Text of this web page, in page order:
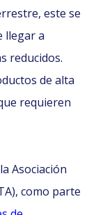
este se
llegar a
reducidos.
de alta
requieren
Asociación
como parte